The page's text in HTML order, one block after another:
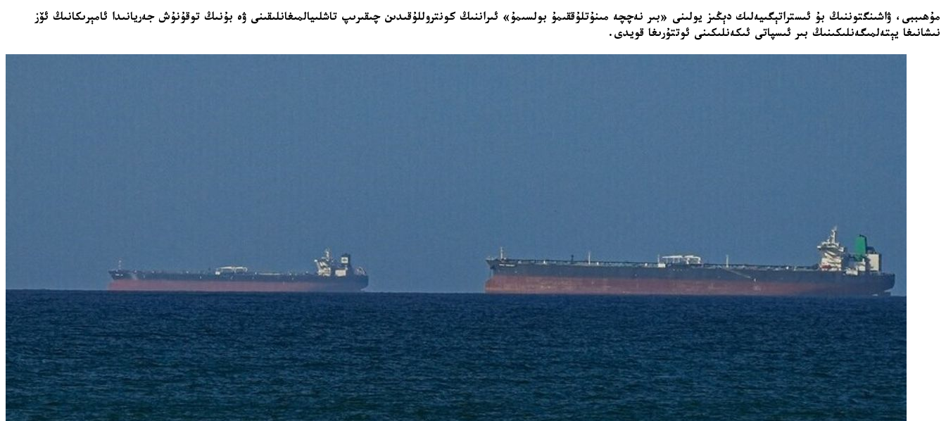
مۇھىببى، ۋاشىنگتوننىڭ بۇ ئىستراتېگىيەلىك دېڭىز يولىنى «بىر نەچچە مىنۇتلۇققىمۇ بولسىمۇ» ئىراننىڭ كونتروللۇقىدىن چىقىرىپ تاشلىيالمىغانلىقىنى ۋە بۇنىڭ توقۇنۇش جەريانىدا ئامېرىكانىڭ ئۆز
نىشانىغا يېتەلمىگەنلىكىنىڭ بىر ئىسپاتى ئىكەنلىكىنى ئوتتۇرىغا قويدى.